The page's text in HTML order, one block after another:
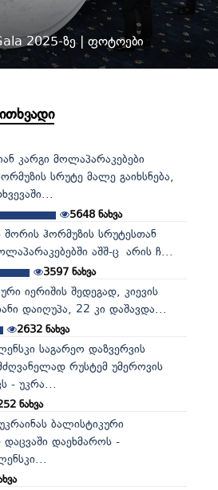
2025-ზე | ფოტოები
კარგი მოლაპარაკებები
სრუტე მალე გაიხსნება,
5648 ნახვა
შორის ჰორმუზის სრუტესთან
აშშ-ც არის ჩ...
3597ნახვა
იერიშის შედეგად, კიევის
დაიღუპა, 22 კი დაშავდა...
2632ნახვა
საგარეო დაზვერვის
რუსტემ უმეროვის
- უკრა...
ნახვა
ბალისტიკური
დაცვაში დაეხმაროს -